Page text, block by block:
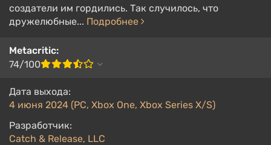
создатели им гордились. Так случилось, что
дружелюбные... Подробнее
Metacritic:
74/100
Дата выхода:
4 июня 2024 (PC, Xbox One, Xbox Series X/S)
Разработчик:
Catch & Release, LLC